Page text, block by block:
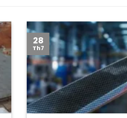
28
Th7